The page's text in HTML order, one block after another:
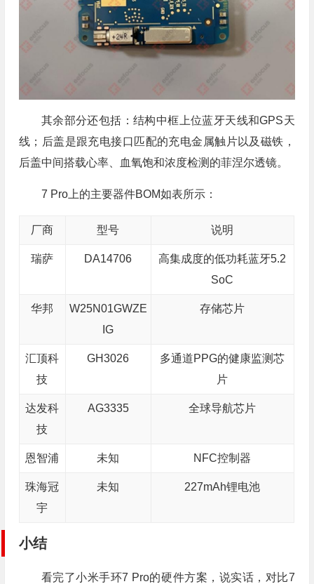
其余部分还包括：结构中框上位蓝牙天线和GPS天
线；后盖是跟充电接口匹配的充电金属触片以及磁铁，
后盖中间搭载心率、血氧饱和浓度检测的菲涅尔透镜。
7 Pro上的主要器件BOM如表所示：
厂商 型号 说明
瑞萨 DA14706
高集成度的低功耗蓝牙5.2
SoC
华邦
W25N01GWZE
IG
存储芯片
汇顶科
技
GH3026
多通道PPG的健康监测芯
片
达发科
技
AG3335 全球导航芯片
恩智浦 未知 NFC控制器
珠海冠
宇
未知 227mAh锂电池
小结
看完了小米手环7 Pro的硬件方案，说实话，对比7